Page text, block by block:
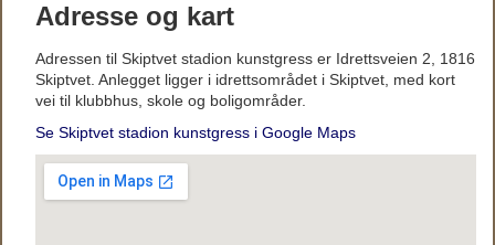
Adresse og kart
Adressen til Skiptvet stadion kunstgress er Idrettsveien 2, 1816
Skiptvet. Anlegget ligger i idrettsområdet i Skiptvet, med kort
vei til klubbhus, skole og boligområder.
Se Skiptvet stadion kunstgress i Google Maps